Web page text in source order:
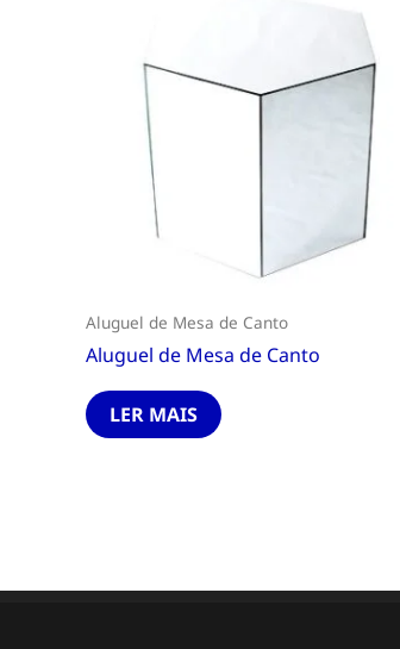
Aluguel de Mesa de Canto
Aluguel de Mesa de Canto
LER MAIS